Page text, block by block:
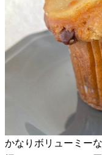
かなりボリューミー